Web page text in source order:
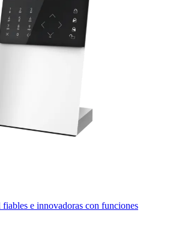
fiables e innovadoras con funciones